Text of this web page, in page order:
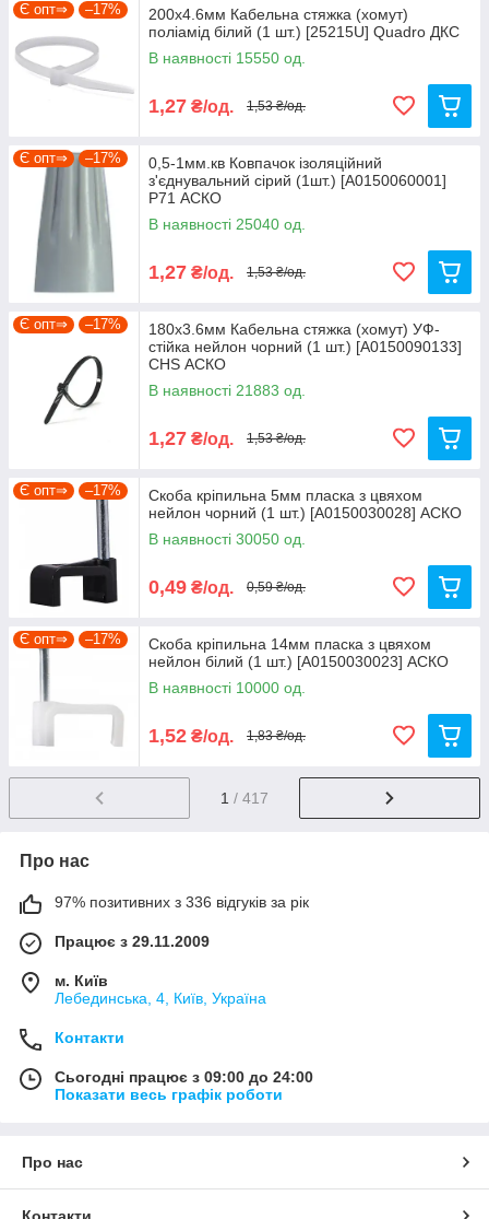
Є опт⇒ –17%
200х4.6мм Кабельна стяжка (хомут)
поліамід білий (1 шт.) [25215U] Quadro ДКС
В наявності 15550 од.
1,27 ₴/од. 1,53 ₴/од.
Є опт⇒ –17%
0,5-1мм.кв Ковпачок ізоляційний
з'єднувальний сірий (1шт.) [A0150060001]
P71 АСКО
В наявності 25040 од.
1,27 ₴/од. 1,53 ₴/од.
Є опт⇒ –17%
180х3.6мм Кабельна стяжка (хомут) УФ-
стійка нейлон чорний (1 шт.) [A0150090133]
CHS АСКО
В наявності 21883 од.
1,27 ₴/од. 1,53 ₴/од.
Є опт⇒ –17%
Скоба кріпильна 5мм пласка з цвяхом
нейлон чорний (1 шт.) [A0150030028] АСКО
В наявності 30050 од.
0,49 ₴/од. 0,59 ₴/од.
Є опт⇒ –17%
Скоба кріпильна 14мм пласка з цвяхом
нейлон білий (1 шт.) [A0150030023] АСКО
В наявності 10000 од.
1,52 ₴/од. 1,83 ₴/од.
1 / 417
Про нас
97% позитивних з 336 відгуків за рік
Працює з 29.11.2009
м. Київ
Лебединська, 4, Київ, Україна
Контакти
Сьогодні працює з 09:00 до 24:00
Показати весь графік роботи
Про нас